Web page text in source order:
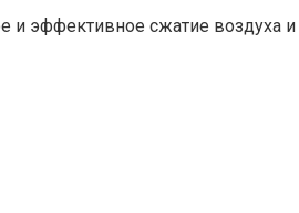
сжатие воздуха и